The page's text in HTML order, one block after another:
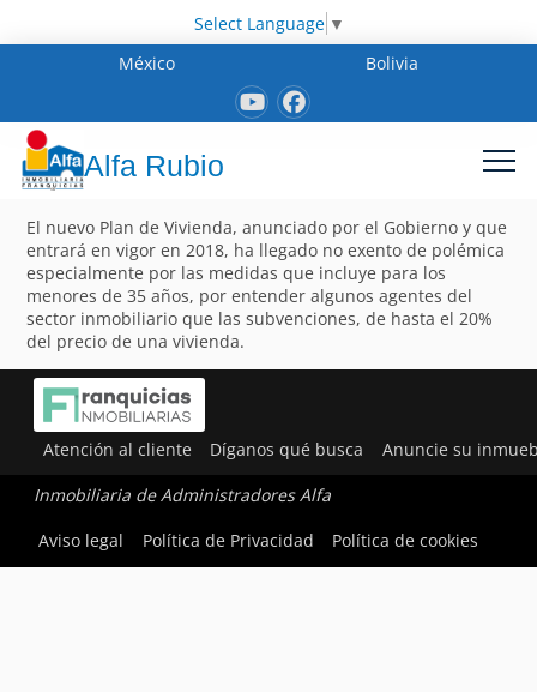
Select Language ▼
México
Bolivia
Alfa Rubio
El nuevo Plan de Vivienda, anunciado por el Gobierno y que
entrará en vigor en 2018, ha llegado no exento de polémica
especialmente por las medidas que incluye para los
menores de 35 años, por entender algunos agentes del
sector inmobiliario que las subvenciones, de hasta el 20%
del precio de una vivienda.
Atención al cliente Díganos qué busca Anuncie su
Inmobiliaria de Administradores Alfa
Aviso legal
Política de Privacidad Política de cookies